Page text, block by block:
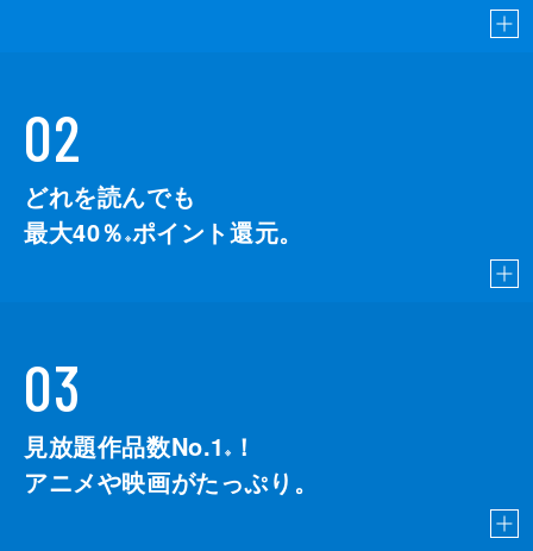
02
どれを読んでも
最大40％ ※ポイント還元。
03
見放題作品数No.1 ※
！
アニメや映画がたっぷり。